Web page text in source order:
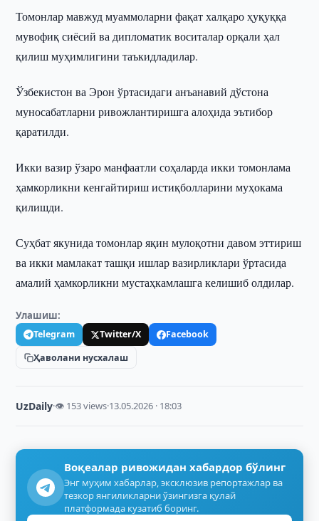
Томонлар мавжуд муаммоларни фақат халқаро ҳуқуққа
мувофиқ сиёсий ва дипломатик воситалар орқали ҳал
қилиш муҳимлигини таъкидладилар.
Ўзбекистон ва Эрон ўртасидаги анъанавий дўстона
муносабатларни ривожлантиришга алоҳида эътибор
қаратилди.
Икки вазир ўзаро манфаатли соҳаларда икки томонлама
ҳамкорликни кенгайтириш истиқболларини муҳокама
қилишди.
Суҳбат якунида томонлар яқин мулоқотни давом эттириш
ва икки мамлакат ташқи ишлар вазирликлари ўртасида
амалий ҳамкорликни мустаҳкамлашга келишиб олдилар.
Улашиш:
Telegram Twitter/X
Facebook
Ҳаволани нусхалаш
UzDaily·👁 153 views·13.05.2026 · 18:03
Воқеалар ривожидан хабардор бўлинг
Энг муҳим хабарлар, эксклюзив репортажлар ва
тезкор янгиликларни ўзингизга қулай
платформада кузатиб боринг.